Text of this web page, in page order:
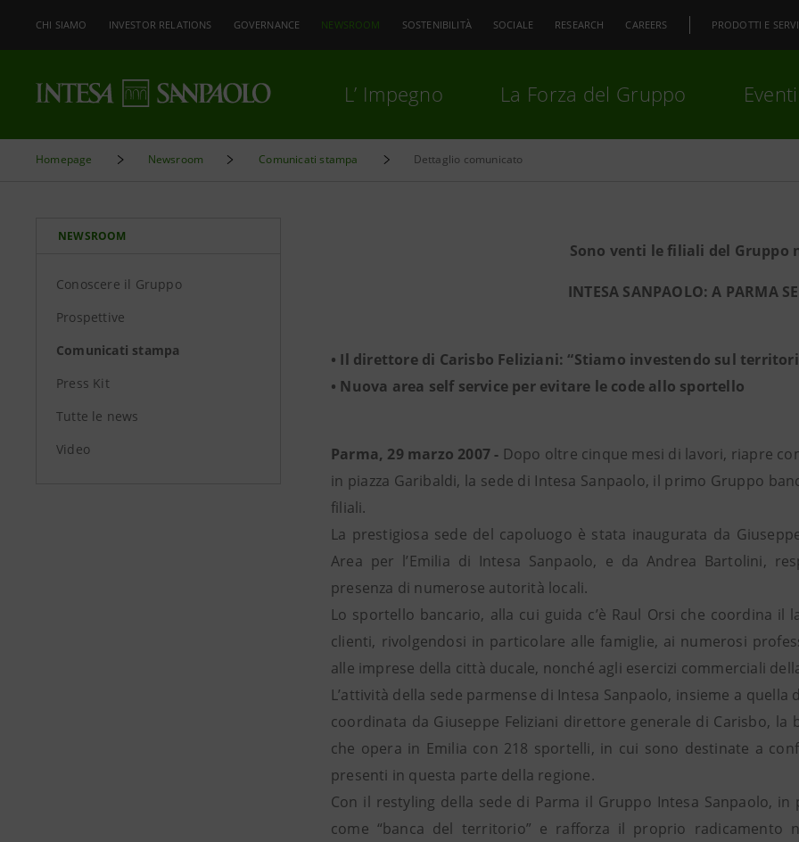
CHI SIAMO INVESTOR RELATIONS GOVERNANCE NEWSROOM SOSTENIBILITÀ SOCIALE RESEARCH CAREERS PRODOTTI E
L’ Impegno La Forza del Gruppo
Homepage Newsroom Comunicati stampa Dettaglio comunicato
NEWSROOM
Conoscere il Gruppo
Prospettive
Comunicati stampa
Press Kit
Tutte le news
Video
Sono venti le filiali del Gruppo
INTESA SANPAOLO: A PARMA
• Il direttore di Carisbo Feliziani: “Stiamo investendo sul
• Nuova area self service per evitare le code allo sportello
Parma, 29 marzo 2007 - Dopo oltre cinque mesi di lavori, riapre
in piazza Garibaldi, la sede di Intesa Sanpaolo, il primo Gruppo
filiali.
La prestigiosa sede del capoluogo è stata inaugurata da
Area per l’Emilia di Intesa Sanpaolo, e da Andrea Bartolini,
presenza di numerose autorità locali.
Lo sportello bancario, alla cui guida c’è Raul Orsi che coordina
clienti, rivolgendosi in particolare alle famiglie, ai numerosi
alle imprese della città ducale, nonché agli esercizi commerciali
L’attività della sede parmense di Intesa Sanpaolo, insieme a
coordinata da Giuseppe Feliziani direttore generale di Carisbo,
che opera in Emilia con 218 sportelli, in cui sono destinate a
presenti in questa parte della regione.
Con il restyling della sede di Parma il Gruppo Intesa Sanpaolo,
come “banca del territorio” e rafforza il proprio radicamento